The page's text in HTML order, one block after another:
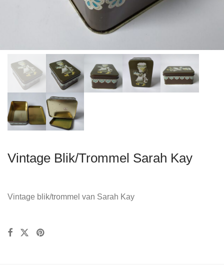
Vintage Blik/Trommel Sarah Kay
Vintage blik/trommel van Sarah Kay